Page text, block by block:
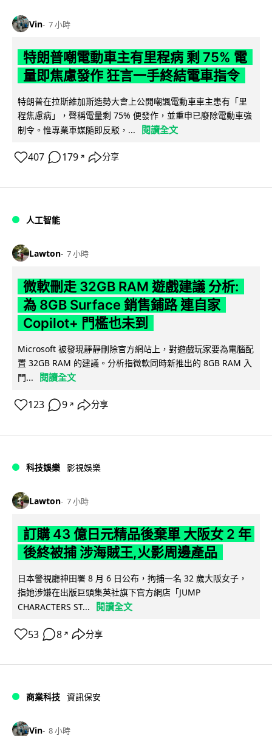
Vin 7 小時
特朗普嘲電動車主有里程病 剩 75% 電
量即焦慮發作 狂言一手終結電車指令
特朗普在拉斯維加斯造勢大會上公開嘲諷電動車車主患有「里
程焦慮病」，聲稱電量剩 75% 便發作，並重申已廢除電動車強
制令。惟專業車媒隨即反駁，...
閱讀全文
407 179 ↗ 分享
人工智能
Lawton 7 小時
微軟刪走 32GB RAM 遊戲建議 分析:
為 8GB Surface 銷售鋪路 連自家
Copilot+ 門檻也未到
Microsoft 被發現靜靜刪除官方網站上，對遊戲玩家要為電腦配
置 32GB RAM 的建議。分析指微軟同時新推出的 8GB RAM 入
門...
閱讀全文
123 9 ↗ 分享
科技娛樂 影視娛樂
Lawton 7 小時
訂購 43 億日元精品後棄單 大阪女 2 年
後終被捕 涉海賊王,火影周邊產品
日本警視廳神田署 8 月 6 日公布，拘捕一名 32 歲大阪女子，
指她涉嫌在出版巨頭集英社旗下官方網店「JUMP
CHARACTERS ST...
閱讀全文
53 8 ↗ 分享
商業科技 資訊保安
Vin 8 小時